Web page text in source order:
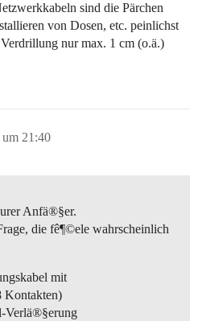
sind die Pärchen
von Dosen, etc. peinlichst
nur max. 1 cm (o.ä.)
21:40
Anfä®§er.
die fê¶©ele wahrscheinlich
mit
Kontakten)
Verlä®§erung